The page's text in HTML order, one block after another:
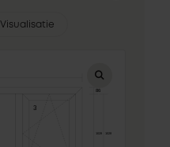
Visualisatie